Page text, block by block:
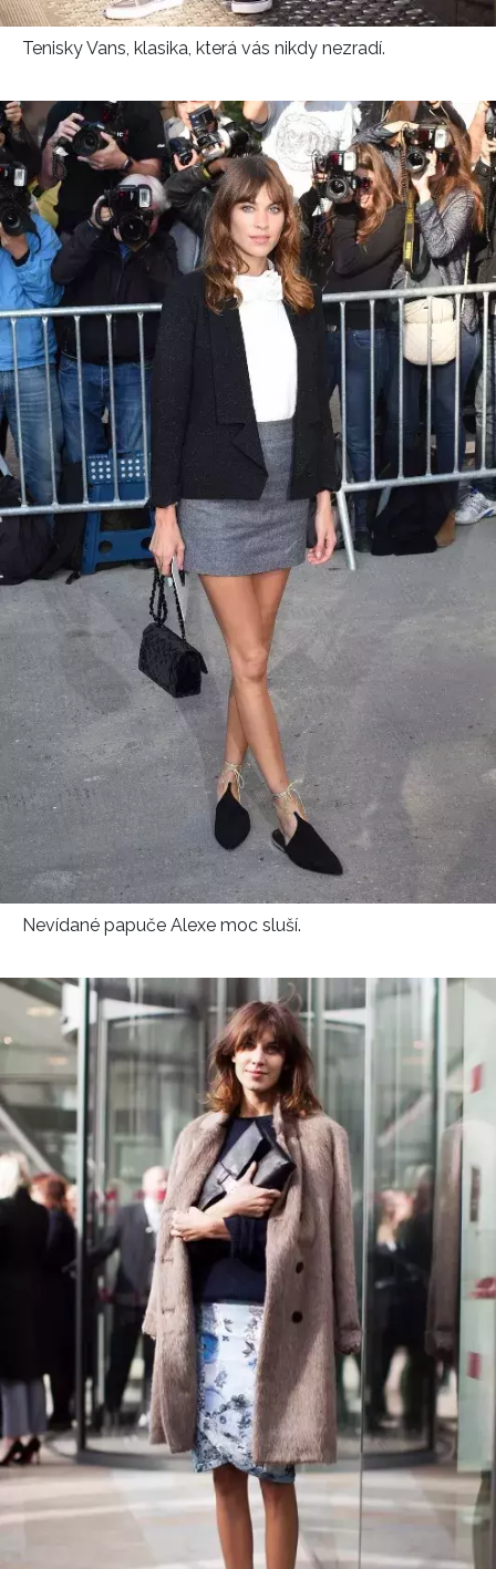
Tenisky Vans, klasika, která vás nikdy nezradí.
Nevídané papuče Alexe moc sluší.